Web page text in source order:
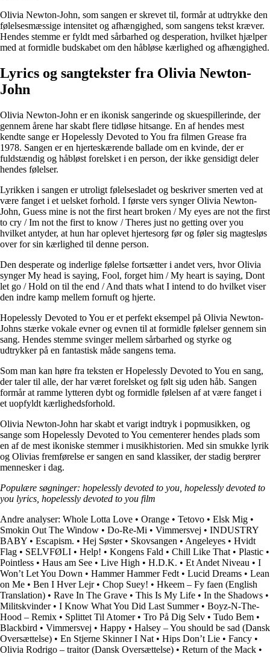
Olivia Newton-John, som sangen er skrevet til, formår at udtrykke den
følelsesmæssige intensitet og afhængighed, som sangens tekst kræver.
Hendes stemme er fyldt med sårbarhed og desperation, hvilket hjælper
med at formidle budskabet om den håbløse kærlighed og afhængighed.
Lyrics og sangtekster fra Olivia Newton-
John
Olivia Newton-John er en ikonisk sangerinde og skuespillerinde, der
gennem årene har skabt flere tidløse hitsange. En af hendes mest
kendte sange er Hopelessly Devoted to You fra filmen Grease fra
1978. Sangen er en hjerteskærende ballade om en kvinde, der er
fuldstændig og håbløst forelsket i en person, der ikke gensidigt deler
hendes følelser.
Lyrikken i sangen er utroligt følelsesladet og beskriver smerten ved at
være fanget i et uelsket forhold. I første vers synger Olivia Newton-
John, Guess mine is not the first heart broken / My eyes are not the first
to cry / Im not the first to know / Theres just no getting over you
hvilket antyder, at hun har oplevet hjertesorg før og føler sig magtesløs
over for sin kærlighed til denne person.
Den desperate og inderlige følelse fortsætter i andet vers, hvor Olivia
synger My head is saying, Fool, forget him / My heart is saying, Dont
let go / Hold on til the end / And thats what I intend to do hvilket viser
den indre kamp mellem fornuft og hjerte.
Hopelessly Devoted to You er et perfekt eksempel på Olivia Newton-
Johns stærke vokale evner og evnen til at formidle følelser gennem sin
sang. Hendes stemme svinger mellem sårbarhed og styrke og
udtrykker på en fantastisk måde sangens tema.
Som man kan høre fra teksten er Hopelessly Devoted to You en sang,
der taler til alle, der har været forelsket og følt sig uden håb. Sangen
formår at ramme lytteren dybt og formidle følelsen af ​​at være fanget i
et uopfyldt kærlighedsforhold.
Olivia Newton-John har skabt et varigt indtryk i popmusikken, og
sange som Hopelessly Devoted to You cementerer hendes plads som
en af ​​de mest ikoniske stemmer i musikhistorien. Med sin smukke lyrik
og Olivias fremførelse er sangen en sand klassiker, der stadig berører
mennesker i dag.
Populære søgninger: hopelessly devoted to you, hopelessly devoted to
you lyrics, hopelessly devoted to you film
Andre analyser: Whole Lotta Love • Orange • Tetovo • Elsk Mig •
Smokin Out The Window • Do-Re-Mi • Vimmersvej • INDUSTRY
BABY • Escapism. • Hej Søster• Skovsangen • Angeleyes • Hvidt
Flag • SELVFØLI • Help! • Kongens Fald • Chill Like That • Plastic •
Pointless • Haus am See • Live High • H.D.K. • Et Andet Niveau • I
Won’t Let You Down • Hammer Hammer Fedt • Lucid Dreams • Lean
on Me • Ben I Hver Lejr• Chop Suey! • Hkeem – Fy faen (English
Translation) • Rave In The Grave • This Is My Life • In the Shadows •
Militskvinder• I Know What You Did Last Summer• Boyz-N-The-
Hood – Remix • Splittet Til Atomer• Tro På Dig Selv • Tudo Bem •
Blackbird • Vimmersvej • Happy • Halsey – You should be sad (Dansk
Oversættelse) • En Stjerne Skinner I Nat • Hips Don’t Lie • Fancy •
Olivia Rodrigo – traitor (Dansk Oversættelse) • Return of the Mack •